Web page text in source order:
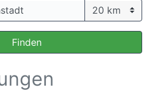
Finden